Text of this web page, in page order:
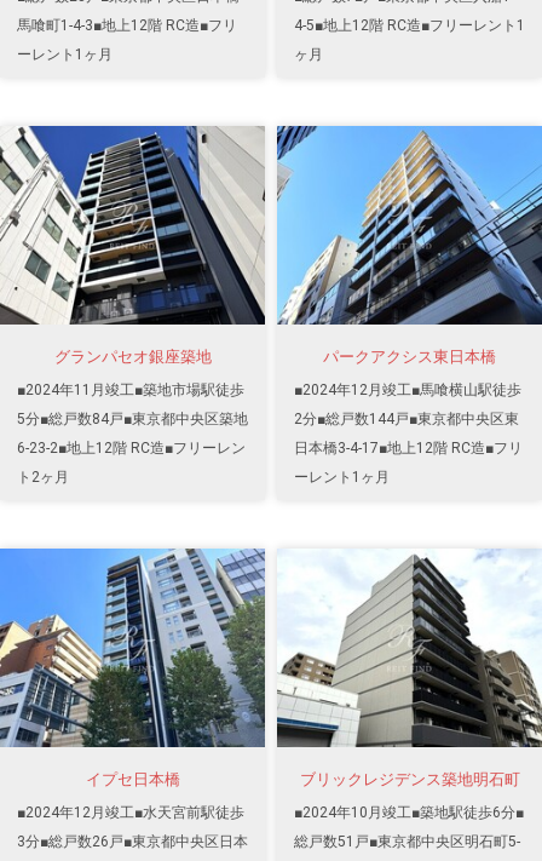
馬喰町1-4-3■地上12階 RC造■フリ
ーレント1ヶ月
4-5■地上12階 RC造■フリーレント1
ヶ月
グランパセオ銀座築地
■2024年11月竣工■築地市場駅徒歩
5分■総戸数84戸■東京都中央区築地
6-23-2■地上12階 RC造■フリーレン
ト2ヶ月
パークアクシス東日本橋
■2024年12月竣工■馬喰横山駅徒歩
2分■総戸数144戸■東京都中央区東
日本橋3-4-17■地上12階 RC造■フリ
ーレント1ヶ月
イプセ日本橋
■2024年12月竣工■水天宮前駅徒歩
3分■総戸数26戸■東京都中央区日本
ブリックレジデンス築地明石町
■2024年10月竣工■築地駅徒歩6分■
総戸数51戸■東京都中央区明石町5-